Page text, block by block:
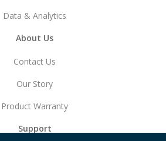
Data & Analytics
About Us
Contact Us
Our Story
Product Warranty
Support